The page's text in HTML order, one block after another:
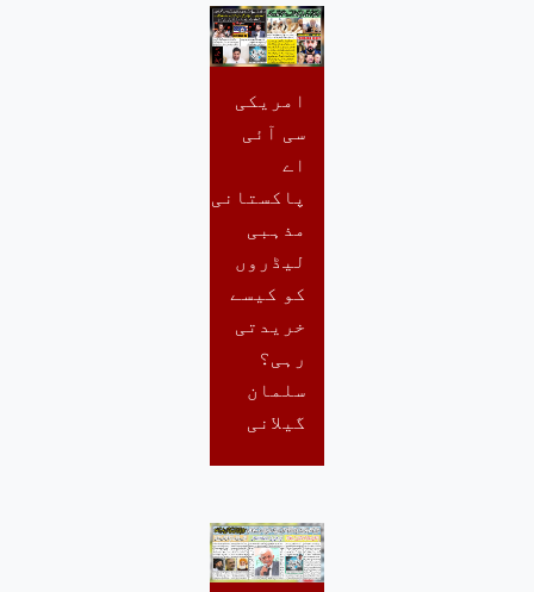
امریکی
سی آئی
اے
پاکستانی
مذہبی
لیڈروں
کو کیسے
خریدتی
رہی؟
سلمان
گیلانی